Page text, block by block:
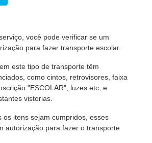
você pode verificar se um
para fazer transporte escolar.
este tipo de transporte têm
como cintos, retrovisores, faixa
"ESCOLAR", luzes etc, e
vistorias.
os itens sejam cumpridos, esses
autorização para fazer o transporte